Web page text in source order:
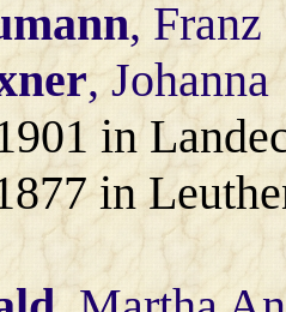
, Franz
, Johanna
in
in